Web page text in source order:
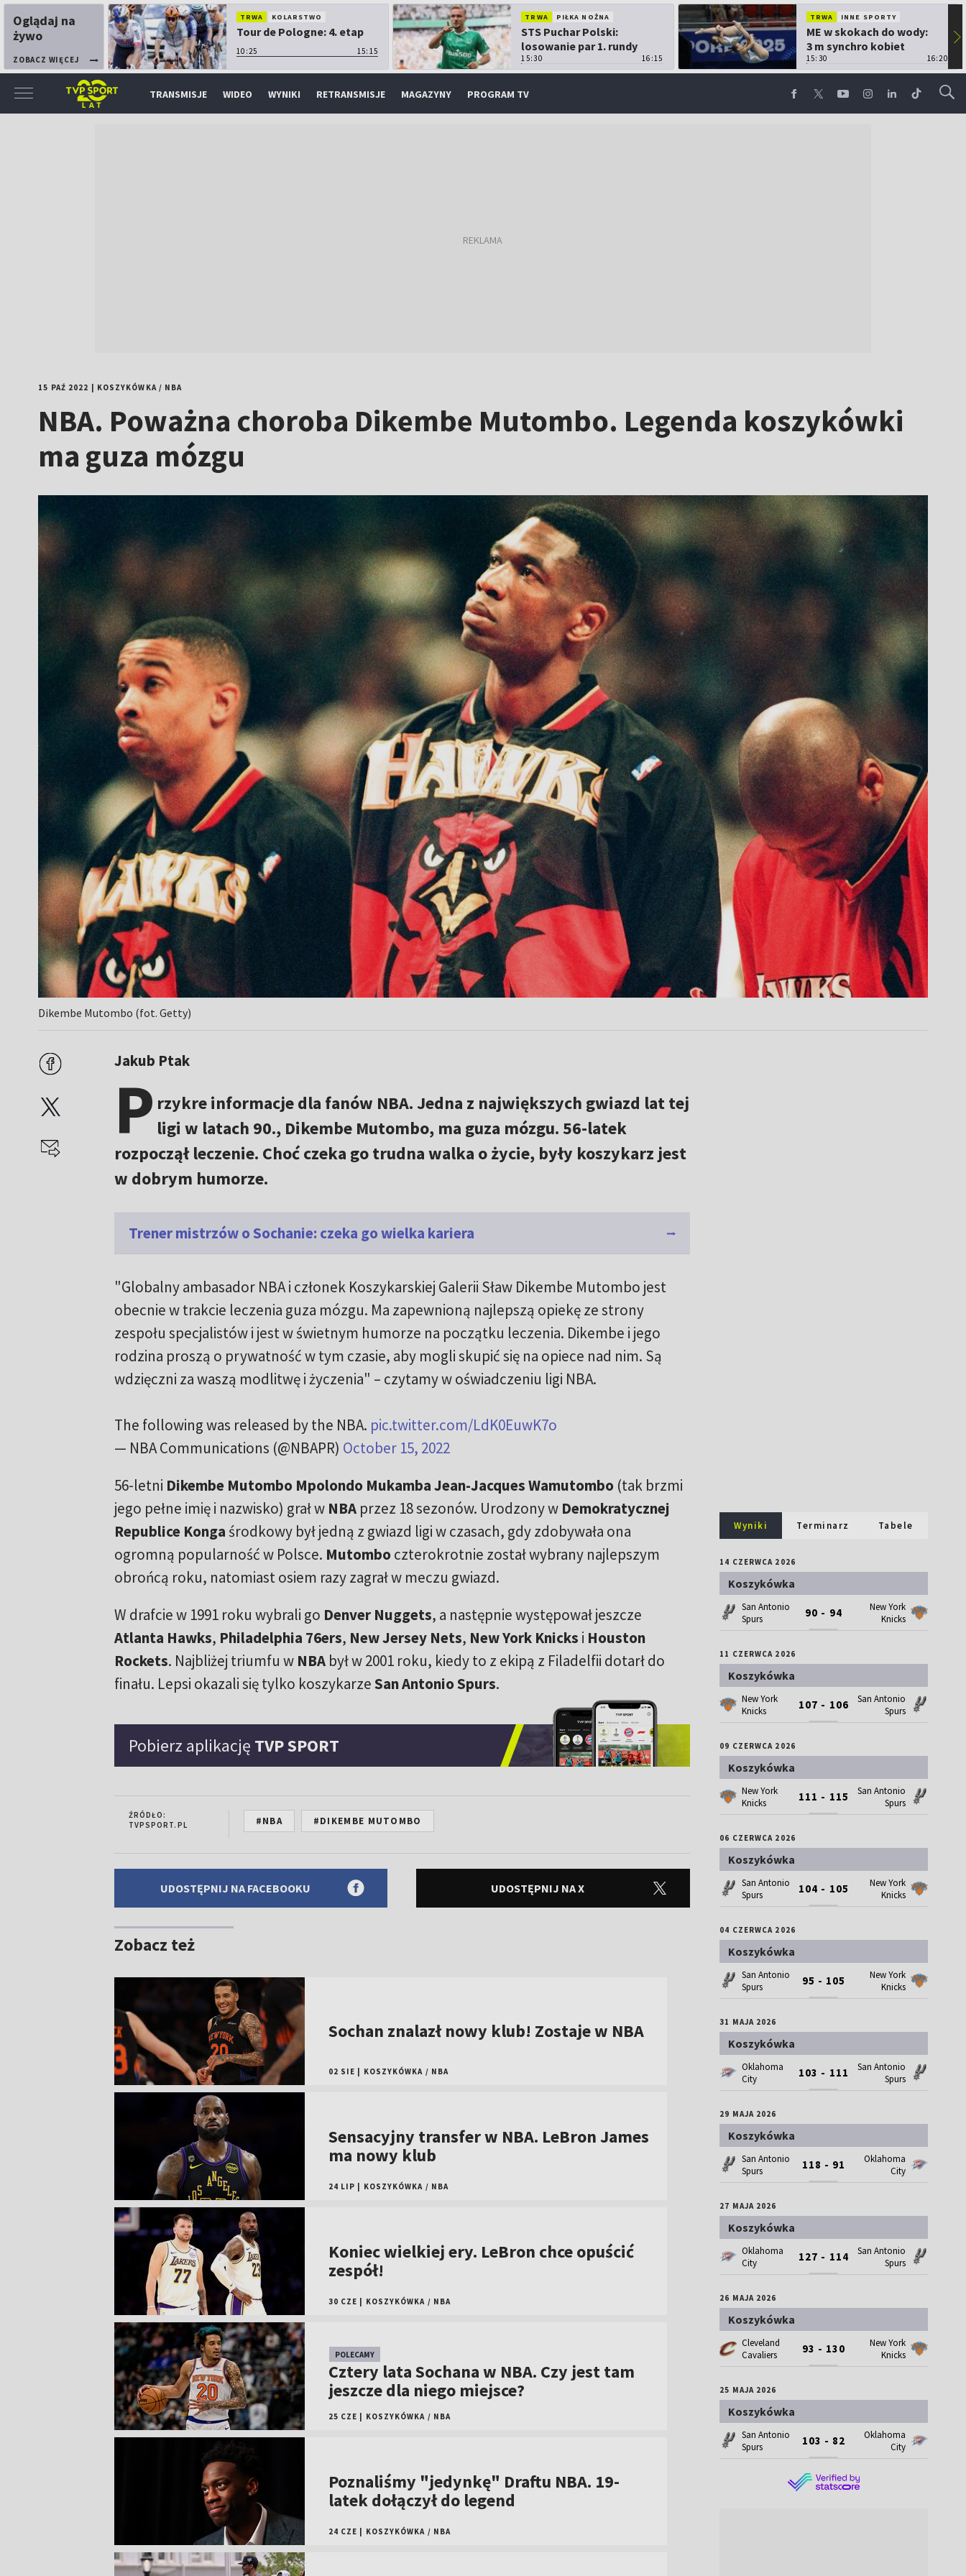
Oglądaj na
żywo
ZOBACZ WIĘCEJ
TRWA KOLARSTWO
Tour de Pologne: 4. etap
10:25 15:15
TRWA PIŁKA NOŻNA
STS Puchar Polski:
losowanie par 1. rundy
15:30 16:15
TRWA INNE SPORTY
ME w skokach do wody:
3 m synchro kobiet
15:30 16:20
▶
TRANSMISJE WIDEO WYNIKI RETRANSMISJE MAGAZYNY PROGRAM TV
15 PAŹ 2022 KOSZYKÓWKA/ NBA
NBA. Poważna choroba Dikembe Mutombo. Legenda koszykówki
ma guza mózgu
Dikembe Mutombo (fot. Getty)
Jakub Ptak
P rzykre informacje dla fanów NBA. Jedna z największych gwiazd lat tej
ligi w latach 90., Dikembe Mutombo, ma guza mózgu. 56-latek
rozpoczął leczenie. Choć czeka go trudna walka o życie, były koszykarz jest
w dobrym humorze.
Trener mistrzów o Sochanie: czeka go wielka kariera
"Globalny ambasador NBA i członek Koszykarskiej Galerii Sław Dikembe Mutombo jest
obecnie w trakcie leczenia guza mózgu. Ma zapewnioną najlepszą opiekę ze strony
zespołu specjalistów i jest w świetnym humorze na początku leczenia. Dikembe i jego
rodzina proszą o prywatność w tym czasie, aby mogli skupić się na opiece nad nim. Są
wdzięczni za waszą modlitwę i życzenia" – czytamy w oświadczeniu ligi NBA.
The following was released by the NBA. pic.twitter.com/LdK0EuwK7o
— NBA Communications (@NBAPR) October 15, 2022
56-letni Dikembe Mutombo Mpolondo Mukamba Jean-Jacques Wamutombo (tak brzmi
jego pełne imię i nazwisko) grał w NBA przez 18 sezonów. Urodzony w Demokratycznej
Republice Kongaśrodkowy był jedną z gwiazd ligi w czasach, gdy zdobywała ona
ogromną popularność w Polsce. Mutombo czterokrotnie został wybrany najlepszym
obrońcą roku, natomiast osiem razy zagrał w meczu gwiazd.
W drafcie w 1991 roku wybrali go Denver Nuggets, a następnie występował jeszcze
Atlanta Hawks, Philadelphia 76ers, New Jersey Nets, New York Knicks i Houston
Rockets. Najbliżej triumfu w NBA był w 2001 roku, kiedy to z ekipą z Filadelfii dotarł do
finału. Lepsi okazali się tylko koszykarzeSan Antonio Spurs.
Pobierz aplikację TVP SPORT
ŹRÓDŁO:
TVPSPORT.PL
#NBA #DIKEMBE MUTOMBO
UDOSTĘPNIJ NA FACEBOOKU UDOSTĘPNIJ NA X
Zobacz też
Sochan znalazł nowy klub! Zostaje w NBA
02 SIE KOSZYKÓWKA / NBA
Sensacyjny transfer w NBA. LeBron James
ma nowy klub
24 LIP KOSZYKÓWKA / NBA
Koniec wielkiej ery. LeBron chce opuścić
zespół!
30 CZE KOSZYKÓWKA / NBA
POLECAMY
Cztery lata Sochana w NBA. Czy jest tam
jeszcze dla niego miejsce?
25 CZE KOSZYKÓWKA / NBA
Poznaliśmy "jedynkę" Draftu NBA. 19-
latek dołączył do legend
24 CZE KOSZYKÓWKA / NBA
Wyniki Terminarz Tabele
14 CZERWCA 2026
Koszykówka
San Antonio
Spurs
90 - 94
New York
Knicks
11 CZERWCA 2026
Koszykówka
New York
Knicks
107 - 106
San Antonio
Spurs
09 CZERWCA 2026
Koszykówka
New York
Knicks
111 - 115
San Antonio
Spurs
06 CZERWCA 2026
Koszykówka
San Antonio
Spurs
104 - 105
New York
Knicks
04 CZERWCA 2026
Koszykówka
San Antonio
Spurs
95 - 105
New York
Knicks
31 MAJA 2026
Koszykówka
Oklahoma
City
103 - 111
San Antonio
Spurs
29 MAJA 2026
Koszykówka
San Antonio
Spurs
118 - 91
Oklahoma
City
27 MAJA 2026
Koszykówka
Oklahoma
City
127 - 114
San Antonio
Spurs
26 MAJA 2026
Koszykówka
Cleveland
Cavaliers
93 - 130
New York
Knicks
25 MAJA 2026
Koszykówka
San Antonio
Spurs
103 - 82
Oklahoma
City